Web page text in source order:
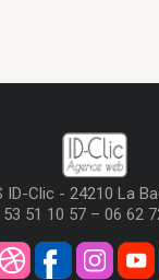
ID-Clic - 24210 La
51 10 57 – 06 62